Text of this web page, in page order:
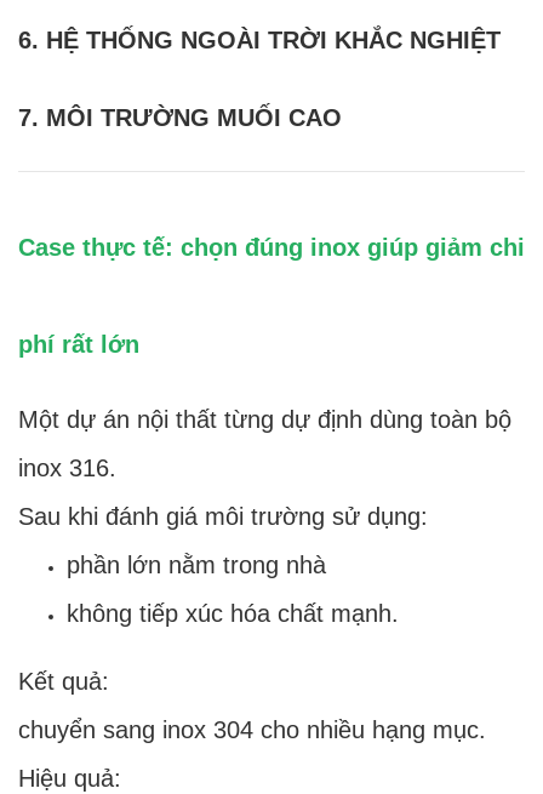
6. HỆ THỐNG NGOÀI TRỜI KHẮC NGHIỆT
7. MÔI TRƯỜNG MUỐI CAO
Case thực tế: chọn đúng inox giúp giảm chi
phí rất lớn
Một dự án nội thất từng dự định dùng toàn bộ
inox 316.
Sau khi đánh giá môi trường sử dụng:
phần lớn nằm trong nhà
không tiếp xúc hóa chất mạnh.
Kết quả:
chuyển sang inox 304 cho nhiều hạng mục.
Hiệu quả: